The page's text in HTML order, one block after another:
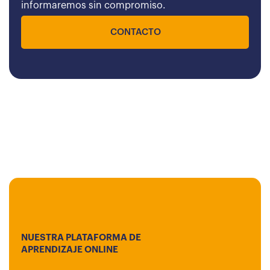
informaremos sin compromiso.
CONTACTO
NUESTRA PLATAFORMA DE
APRENDIZAJE ONLINE